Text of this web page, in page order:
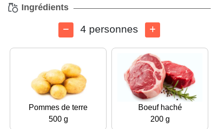
Ingrédients
4 personnes
Pommes de terre
500 g
Boeuf haché
200 g